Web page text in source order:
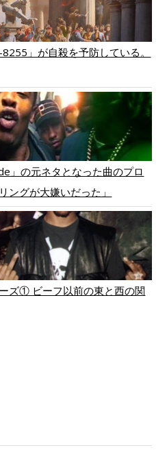
」が自殺を予防している。
の元ネタとなった曲のプロ
ングが大嫌いだった」
ズ① ビーフ以前の東と西の関